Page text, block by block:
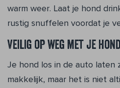
warm weer. Laat je hond
rustig snuffelen voordat je
Veilig op weg met je hond
Je hond los in de auto laten
makkelijk, maar het is niet